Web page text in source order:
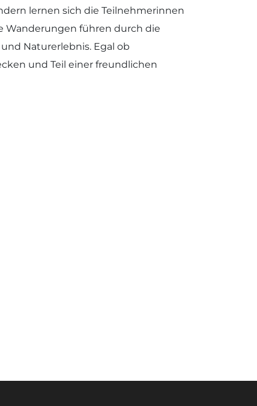
lernen sich die Teilnehmerinnen
Wanderungen führen durch die
Naturerlebnis. Egal ob
und Teil einer freundlichen